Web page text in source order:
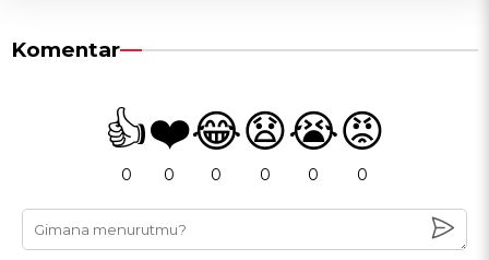
Komentar
👍
0
❤️
0
😂
0
😧
0
😭
0
😡
0